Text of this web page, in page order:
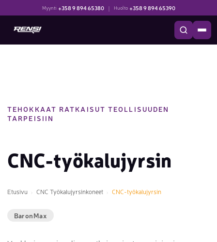
Myynti +358 9 894 65380 | Huolto +358 9 894 65390
TEHOKKAAT RATKAISUT TEOLLISUUDEN
TARPEISIIN
CNC-työkalujyrsin
Etusivu CNC Työkalujyrsinkoneet CNC-työkalujyrsin
BaronMax